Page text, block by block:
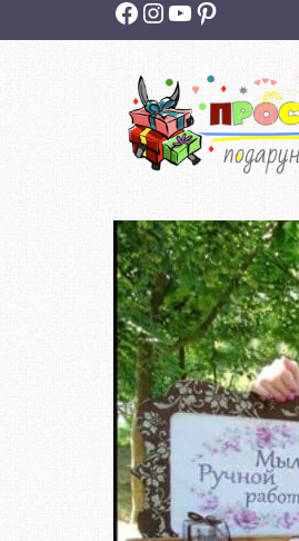
Facebook
Instagram
YouTube
Pinterest